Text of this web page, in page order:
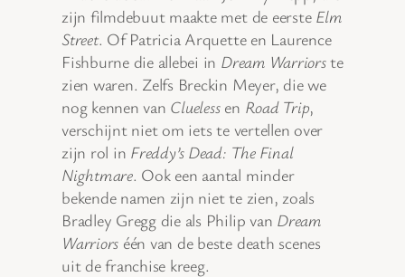
zijn filmdebuut maakte met de eerste Elm
Street. Of Patricia Arquette en Laurence
Fishburne die allebei in Dream Warriorste
zien waren. Zelfs Breckin Meyer, die we
nog kennen van Cluelessen Road Trip,
verschijnt niet om iets te vertellen over
zijn rol in Freddy’s Dead: The Final
Nightmare. Ook een aantal minder
bekende namen zijn niet te zien, zoals
Bradley Gregg die als Philip van Dream
Warriors één van de beste death scenes
uit de franchise kreeg.